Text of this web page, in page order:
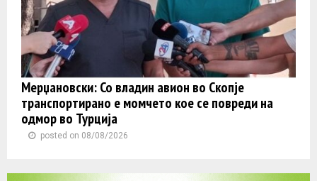
Мерџановски: Со владин авион во Скопје
транспортиранo e момчето кое се повреди на
одмор во Турција
posted on 08/08/2026